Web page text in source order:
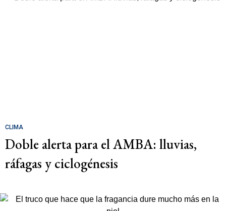
CLIMA
Doble alerta para el AMBA: lluvias,
ráfagas y ciclogénesis